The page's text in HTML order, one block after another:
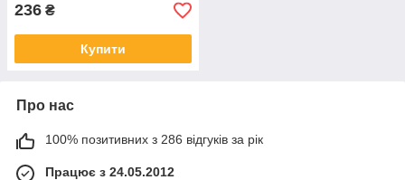
236 ₴
Купити
Про нас
100% позитивних з 286 відгуків за рік
Працює з 24.05.2012